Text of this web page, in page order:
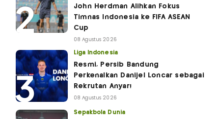
John Herdman Alihkan Fokus
Timnas Indonesia ke FIFA ASEAN
Cup
08 Agustus 2026
Liga Indonesia
Resmi, Persib Bandung
Perkenalkan Danijel Loncar sebagai
Rekrutan Anyar!
08 Agustus 2026
Sepakbola Dunia